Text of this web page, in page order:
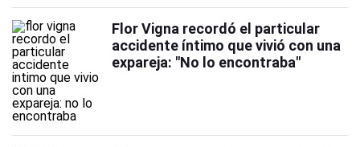
Flor Vigna recordó el particular
accidente íntimo que vivió con una
expareja: "No lo encontraba"